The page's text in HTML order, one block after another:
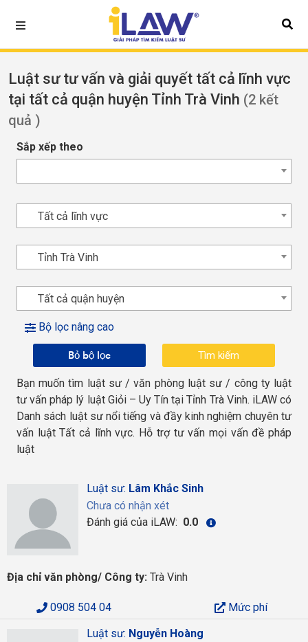
Luật sư tư vấn và giải quyết tất cả lĩnh vực
tại tất cả quận huyện Tỉnh Trà Vinh (2 kết
quả )
Sắp xếp theo
Tất cả lĩnh vực
Tỉnh Trà Vinh
Tất cả quận huyện
Bộ lọc nâng cao
Bỏ bộ lọc
Bạn muốn tìm luật sư / văn phòng luật sư / công ty luật
tư vấn pháp lý luật Giỏi – Uy Tín tại Tỉnh Trà Vinh. iLAW có
Danh sách luật sư nổi tiếng và đầy kinh nghiệm chuyên tư
vấn luật Tất cả lĩnh vực. Hỗ trợ tư vấn mọi vấn đề pháp
luật
Luật sư: Lâm Khắc Sinh
Chưa có nhận xét
Đánh giá của iLAW: 0.0
Địa chỉ văn phòng/ Công ty: Trà Vinh
0908 504 04
Mức phí
Luật sư: Nguyễn Hoàng